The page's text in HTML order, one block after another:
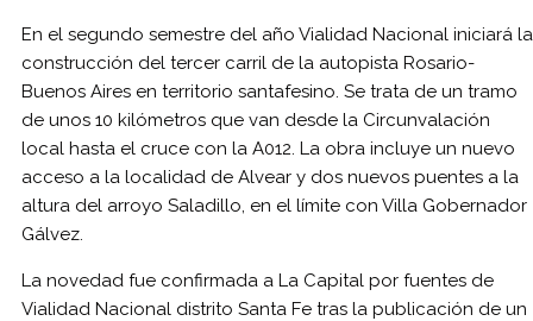
En el segundo semestre del año Vialidad Nacional iniciará la
construcción del tercer carril de la autopista Rosario-
Buenos Aires en territorio santafesino. Se trata de un tramo
de unos 10 kilómetros que van desde la Circunvalación
local hasta el cruce con la A012. La obra incluye un nuevo
acceso a la localidad de Alvear y dos nuevos puentes a la
altura del arroyo Saladillo, en el límite con Villa Gobernador
Gálvez.
La novedad fue confirmada a La Capital por fuentes de
Vialidad Nacional distrito Santa Fe tras la publicación de un